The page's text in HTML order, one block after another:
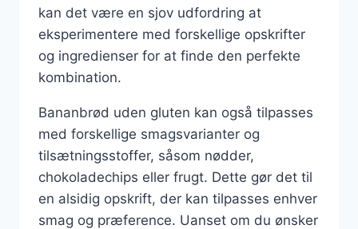
kan det være en sjov udfordring at
eksperimentere med forskellige opskrifter
og ingredienser for at finde den perfekte
kombination.
Bananbrød uden gluten kan også tilpasses
med forskellige smagsvarianter og
tilsætningsstoffer, såsom nødder,
chokoladechips eller frugt. Dette gør det til
en alsidig opskrift, der kan tilpasses enhver
smag og præference. Uanset om du ønsker